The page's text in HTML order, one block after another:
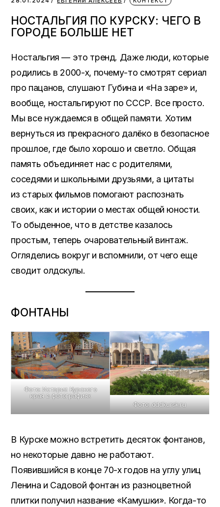
НОСТАЛЬГИЯ ПО КУРСКУ: ЧЕГО В
ГОРОДЕ БОЛЬШЕ НЕТ
Ностальгия — это тренд. Даже люди, которые
родились в 2000-х, почему-то смотрят сериал
про пацанов, слушают Губина и «На заре» и,
вообще, ностальгируют по СССР. Все просто.
Мы все нуждаемся в общей памяти. Хотим
вернуться из прекрасного далёко в безопасное
прошлое, где было хорошо и светло. Общая
память объединяет нас с родителями,
соседями и школьными друзьями, а цитаты
из старых фильмов помогают распознать
своих, как и истории о местах общей юности.
То обыденное, что в детстве казалось
простым, теперь очаровательный винтаж.
Огляделись вокруг и вспомнили, от чего еще
сводит олдскулы.
ФОНТАНЫ
Фото: История Курского
края в фотографиях
Фото: dddkursk.ru
В Курске можно встретить десяток фонтанов,
но некоторые давно не работают.
Появившийся в конце 70-х годов на углу улиц
Ленина и Садовой фонтан из разноцветной
плитки получил название «Камушки». Когда-то